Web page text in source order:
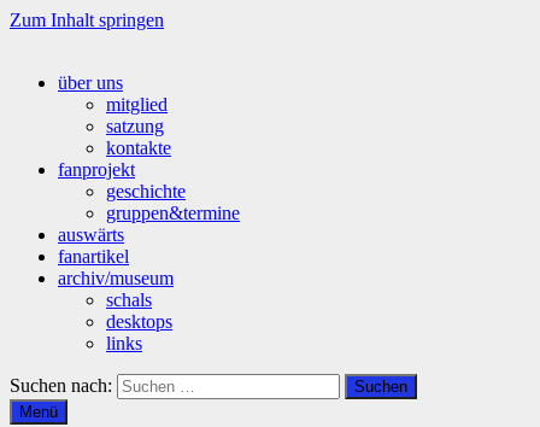
Zum Inhalt springen
über uns
mitglied
satzung
kontakte
fanprojekt
geschichte
gruppen&termine
auswärts
fanartikel
archiv/museum
schals
desktops
links
Suchen nach:
Menü